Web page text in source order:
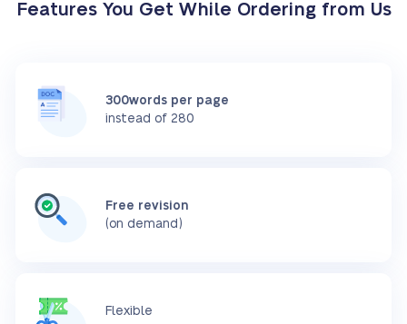
Features You Get While Ordering from Us
300words per page
instead of 280
Free revision
(on demand)
Flexible